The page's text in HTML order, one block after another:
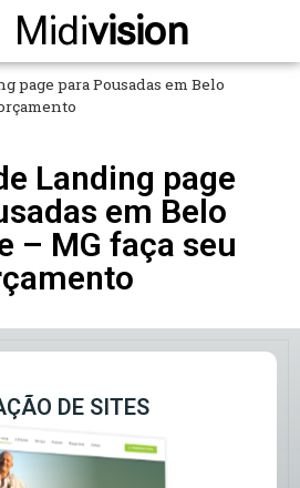
Midivision
page para Pousadas em Belo
Landing page
em Belo
– MG faça seu
DE SITES